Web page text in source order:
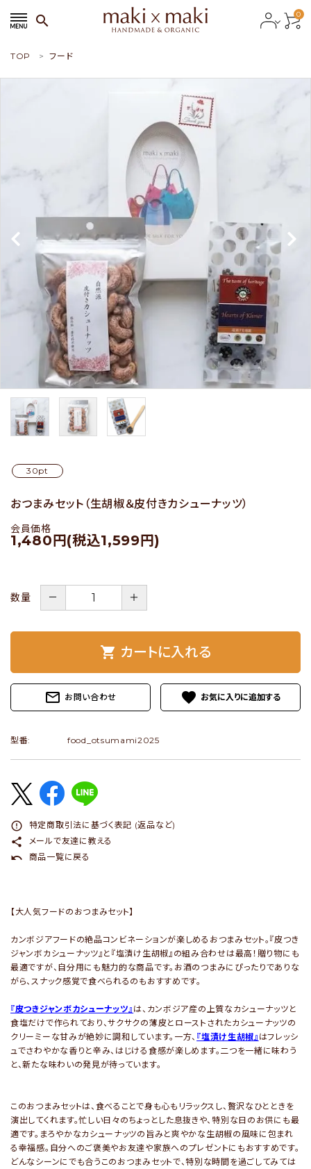
search 0
会員ログイン person 新規会員登録
おすすめ商品
新商品
特集
セール
アイテムから探す
素材から探す
価格から探す
国から探す
私たちについて
- ご利用ガイド
- まとめ買いでお得
- 配送方法・送料について
- 返品について
- 特定商取引法に基づく表記
- プライバシーポリシー
- 会員登録・メルマガ登録
- お問い合わせ
TOP フード
30pt
おつまみセット（生胡椒＆皮付きカシューナッツ）
会員価格
1,480円(税込1,599円)
数量 － ＋
shopping_cart カートに入れる
mail_outline お問い合わせ favorite
型番: food_otsumami2025
error_outline 特定商取引法に基づく表記 (返品など)
share メールで友達に教える
undo 商品一覧に戻る
【大人気フードのおつまみセット】
カンボジアフードの絶品コンビネーションが楽しめるおつまみセット。『皮つき
ジャンボカシューナッツ』と『塩漬け生胡椒』の組み合わせは最高！贈り物にも
最適ですが、自分用にも魅力的な商品です。お酒のつまみにぴったりでありな
がら、スナック感覚で食べられるのもおすすめです。
『皮つきジャンボカシューナッツ』 は、カンボジア産の上質なカシューナッツと
食塩だけで作られており、サクサクの薄皮とローストされたカシューナッツの
クリーミーな甘みが絶妙に調和しています。一方、 『塩漬け生胡椒』 はフレッシ
ュでさわやかな香りと辛み、はじける食感が楽しめます。二つを一緒に味わう
と、新たな味わいの発見が待っています。
このおつまみセットは、食べることで身も心もリラックスし、贅沢なひとときを
演出してくれます。忙しい日々のちょっとした息抜きや、特別な日のお供にも最
適です。まろやかなカシューナッツの旨みと爽やかな生胡椒の風味に包まれ
る幸福感。自分へのご褒美やお友達や家族へのプレゼントにもおすすめです。
どんなシーンにでも合うこのおつまみセットで、特別な時間を過ごしてみては